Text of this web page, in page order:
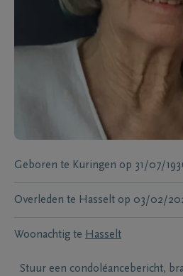
Geboren te Kuringen op 31/07/
Overleden te Hasselt op 03/02/
Woonachtig te Hasselt
Stuur een condoléancebericht,